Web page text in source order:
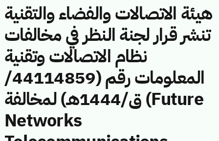
هيئة الاتصالات والفضاء والتقنية
تنشر قرار لجنة النظر في مخالفات
نظام الاتصالات وتقنية
المعلومات رقم (44114859/
ق/1444هـ) لمخالفة (Future
Networks